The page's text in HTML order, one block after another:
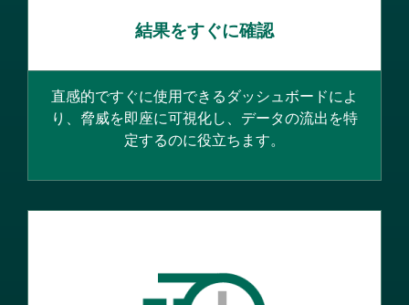
結果をすぐに確認
直感的ですぐに使用できるダッシュボードによ
り、脅威を即座に可視化し、データの流出を特
定するのに役立ちます。